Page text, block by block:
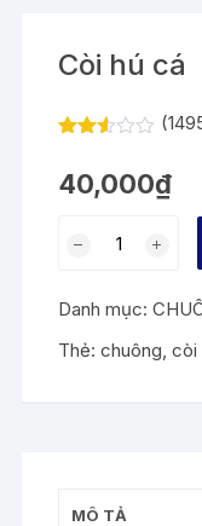
Còi hú cá
dựa
giá
(
40,000₫
số
lượng
Danh mục:
Thẻ:chuông,còi
MÔ TẢ